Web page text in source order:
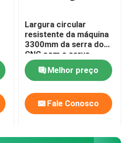
Largura circular
resistente da máquina
3300mm da serra do
CNC com o servo
motor 3 de
alimentaçãoMelhor preço
Fale Conosco